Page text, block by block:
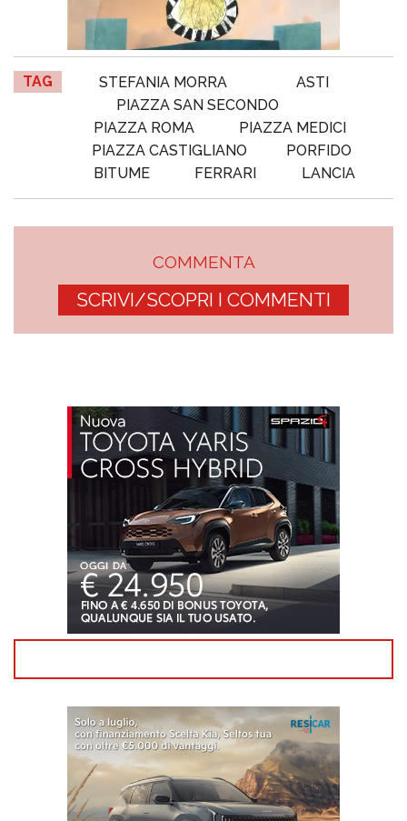
TAG STEFANIA MORRA
ASTI
PIAZZA SAN SECONDO
PIAZZA ROMA
PIAZZA MEDICI
PIAZZA CASTIGLIANO
PORFIDO
BITUME
FERRARI LANCIA
COMMENTA
SCRIVI/SCOPRI I COMMENTI